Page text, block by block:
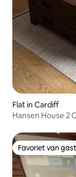
Flat in Cardiff
Hansen House 2
Favoriet van
Favoriet van